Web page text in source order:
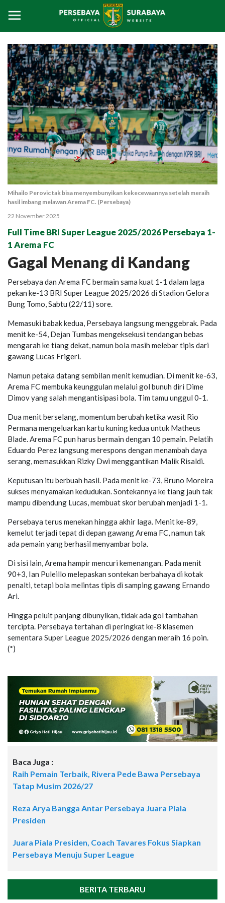
Mihailo Perovic tak bisa menyembunyikan kekecewaannya setelah meraih
hasil imbang melawan Arema FC. (Persebaya)
22 November 2025
Full Time BRI Super League 2025/2026 Persebaya 1-
1 Arema FC
Gagal Menang di Kandang
Persebaya dan Arema FC bermain sama kuat 1-1 dalam laga
pekan ke-13 BRI Super League 2025/2026 di Stadion Gelora
Bung Tomo, Sabtu (22/11) sore.
Memasuki babak kedua, Persebaya langsung menggebrak. Pada
menit ke-54, Dejan Tumbas mengeksekusi tendangan bebas
mengarah ke tiang dekat, namun bola masih melebar tipis dari
gawang Lucas Frigeri.
Namun petaka datang sembilan menit kemudian. Di menit ke-63,
Arema FC membuka keunggulan melalui gol bunuh diri Dime
Dimov yang salah mengantisipasi bola. Tim tamu unggul 0-1.
Dua menit berselang, momentum berubah ketika wasit Rio
Permana mengeluarkan kartu kuning kedua untuk Matheus
Blade. Arema FC pun harus bermain dengan 10 pemain. Pelatih
Eduardo Perez langsung merespons dengan menambah daya
serang, memasukkan Rizky Dwi menggantikan Malik Risaldi.
Keputusan itu berbuah hasil. Pada menit ke-73, Bruno Moreira
sukses menyamakan kedudukan. Sontekannya ke tiang jauh tak
mampu dibendung Lucas, membuat skor berubah menjadi 1-1.
Persebaya terus menekan hingga akhir laga. Menit ke-89,
kemelut terjadi tepat di depan gawang Arema FC, namun tak
ada pemain yang berhasil menyambar bola.
Di sisi lain, Arema hampir mencuri kemenangan. Pada menit
90+3, Ian Puleillo melepaskan sontekan berbahaya di kotak
penalti, tetapi bola melintas tipis di samping gawang Ernando
Ari.
Hingga peluit panjang dibunyikan, tidak ada gol tambahan
tercipta. Persebaya tertahan di peringkat ke-8 klasemen
sementara Super League 2025/2026 dengan meraih 16 poin.
(*)
Baca Juga :
Raih Pemain Terbaik, Rivera Pede Bawa Persebaya
Tatap Musim 2026/27
Reza Arya Bangga Antar Persebaya Juara Piala
Presiden
Juara Piala Presiden, Coach Tavares Fokus Siapkan
Persebaya Menuju Super League
BERITA TERBARU